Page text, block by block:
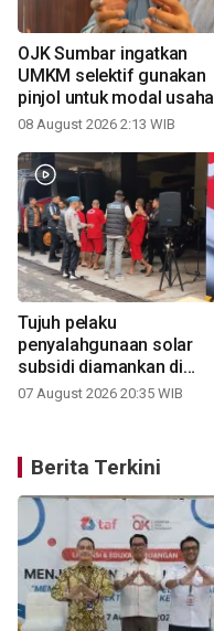
OJK Sumbar ingatkan
UMKM selektif gunakan
pinjol untuk modal usaha
08 August 2026 2:13 WIB
Tujuh pelaku
penyalahgunaan solar
subsidi diamankan di
Sumbar
07 August 2026 20:35 WIB
Berita Terkini